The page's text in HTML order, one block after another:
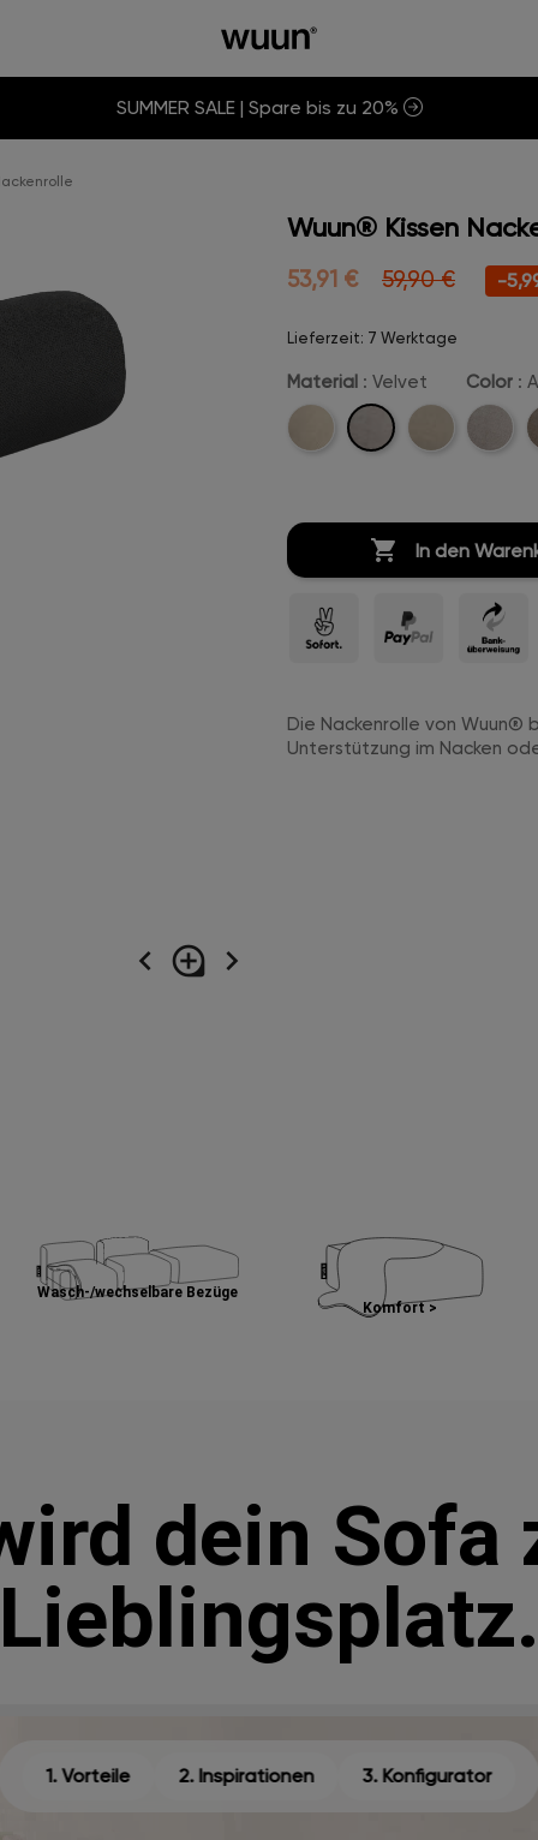
SUMMER SALE | Spare bis zu 20%
navigate_before loupe navigate_next
Wuun® Kissen
53,91 € 59,90 € -
Lieferzeit: 7 Werktage
Material : Velvet
Cord Velvet Boucle
Color :
Beige-
 In den
Die Nackenrolle von
Unterstützung im Nacken
Wasch-/wechselbare Bezüge
Komfort >
dein Sofa
1. Vorteile 2. Inspirationen 3. Konfigurator